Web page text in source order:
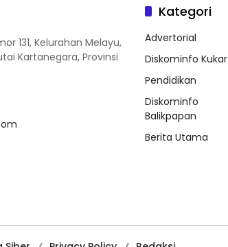
131, Kelurahan Melayu,
Kartanegara, Provinsi
Kategori
Advertorial
Diskominfo Kukar
Pendidikan
Diskominfo
Balikpapan
Berita Utama